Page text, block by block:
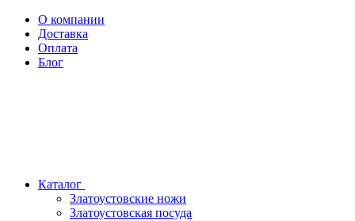
О компании
Доставка
Оплата
Блог
Каталог
Златоустовские ножи
Златоустовская посуда